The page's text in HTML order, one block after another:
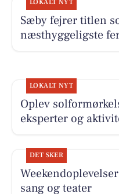
LOKALT NYT
Sæby fejrer titlen
næsthyggeligste
LOKALT NYT
Oplev
eksperter og
DET SKER
sang og teater